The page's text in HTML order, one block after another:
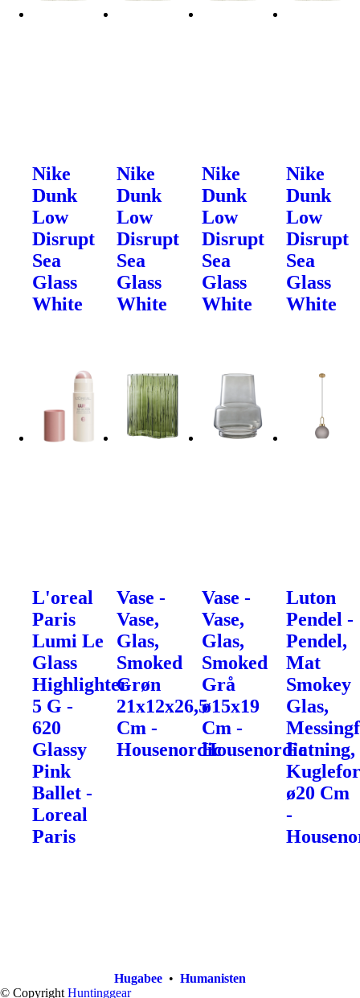
Nike
Dunk
Low
Disrupt
Sea
Glass
White
Nike
Dunk
Low
Disrupt
Sea
Glass
White
Nike
Dunk
Low
Disrupt
Sea
Glass
White
Nike
Dunk
Low
Disrupt
Sea
Glass
White
L'oreal
Paris
Lumi Le
Glass
Highlighter
5 G -
620
Glassy
Pink
Ballet -
Loreal
Paris
Vase -
Vase,
Glas,
Smoked
Grøn
21x12x26,5
Cm -
Housenordic
Vase -
Vase,
Glas,
Smoked
Grå
ø15x19
Cm -
Housenordic
Luton
Pendel -
Pendel,
Mat
Smokey
Glas,
Fatning,
ø20 Cm
-
Hugabee• Humanisten
© Copyright Huntinggear